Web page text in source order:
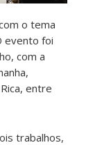
o tema
evento foi
com a
entre
trabalhos,